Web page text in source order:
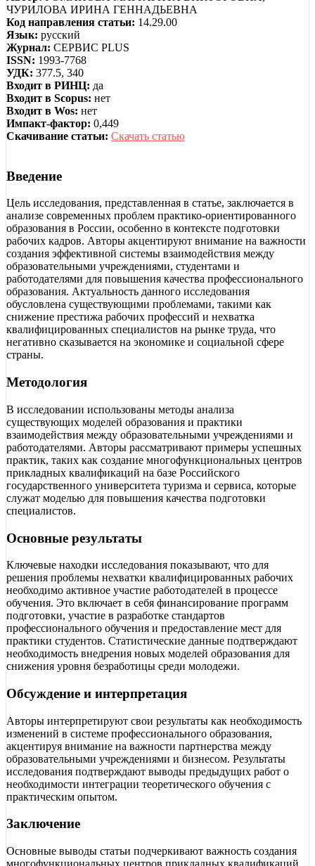
ЧУРИЛОВА ИРИНА ГЕННАДЬЕВНА
Код направления статьи: 14.29.00
Язык: русский
Журнал: СЕРВИС PLUS
ISSN: 1993-7768
УДК: 377.5, 340
Входит в РИНЦ: да
Входит в Scopus: нет
Входит в Wos: нет
Импакт-фактор: 0,449
Скачивание статьи: Скачать статью
Введение
Цель исследования, представленная в статье, заключается в
анализе современных проблем практико-ориентированного
образования в России, особенно в контексте подготовки
рабочих кадров. Авторы акцентируют внимание на важности
создания эффективной системы взаимодействия между
образовательными учреждениями, студентами и
работодателями для повышения качества профессионального
образования. Актуальность данного исследования
обусловлена существующими проблемами, такими как
снижение престижа рабочих профессий и нехватка
квалифицированных специалистов на рынке труда, что
негативно сказывается на экономике и социальной сфере
страны.
Методология
В исследовании использованы методы анализа
существующих моделей образования и практики
взаимодействия между образовательными учреждениями и
работодателями. Авторы рассматривают примеры успешных
практик, таких как создание многофункциональных центров
прикладных квалификаций на базе Российского
государственного университета туризма и сервиса, которые
служат моделью для повышения качества подготовки
специалистов.
Основные результаты
Ключевые находки исследования показывают, что для
решения проблемы нехватки квалифицированных рабочих
необходимо активное участие работодателей в процессе
обучения. Это включает в себя финансирование программ
подготовки, участие в разработке стандартов
профессионального обучения и предоставление мест для
практики студентов. Статистические данные подтверждают
необходимость внедрения новых моделей образования для
снижения уровня безработицы среди молодежи.
Обсуждение и интерпретация
Авторы интерпретируют свои результаты как необходимость
изменений в системе профессионального образования,
акцентируя внимание на важности партнерства между
образовательными учреждениями и бизнесом. Результаты
исследования подтверждают выводы предыдущих работ о
необходимости интеграции теоретического обучения с
практическим опытом.
Заключение
Основные выводы статьи подчеркивают важность создания